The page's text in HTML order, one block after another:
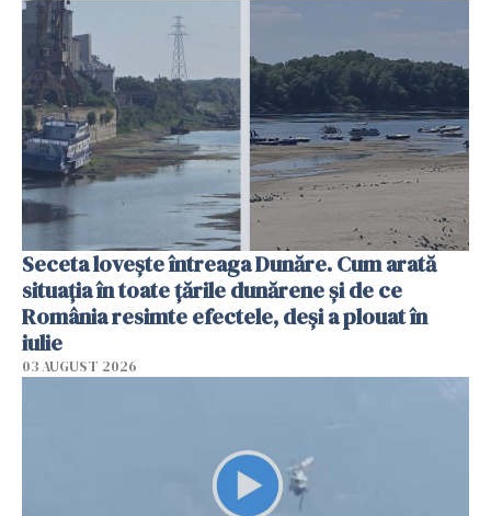
Seceta lovește întreaga Dunăre. Cum arată
situația în toate țările dunărene și de ce
România resimte efectele, deși a plouat în
iulie
03 AUGUST 2026